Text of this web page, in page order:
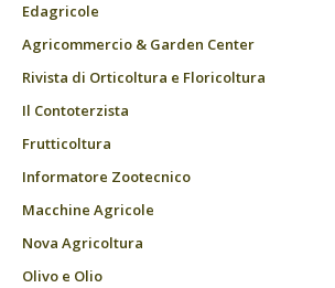
Edagricole
Agricommercio & Garden Center
Rivista di Orticoltura e Floricoltura
Il Contoterzista
Frutticoltura
Informatore Zootecnico
Macchine Agricole
Nova Agricoltura
Olivo e Olio